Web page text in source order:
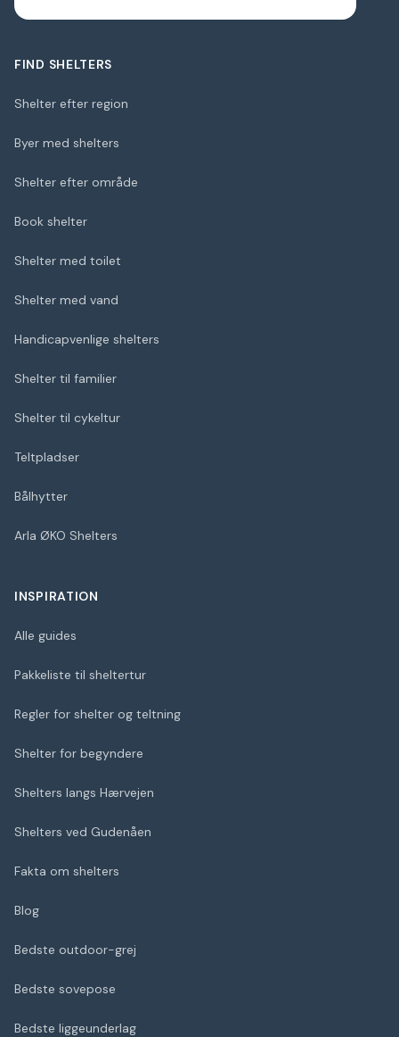
FIND SHELTERS
Shelter efter region
Byer med shelters
Shelter efter område
Book shelter
Shelter med toilet
Shelter med vand
Handicapvenlige shelters
Shelter til familier
Shelter til cykeltur
Teltpladser
Bålhytter
Arla ØKO Shelters
INSPIRATION
Alle guides
Pakkeliste til sheltertur
Regler for shelter og teltning
Shelter for begyndere
Shelters langs Hærvejen
Shelters ved Gudenåen
Fakta om shelters
Blog
Bedste outdoor-grej
Bedste sovepose
Bedste liggeunderlag